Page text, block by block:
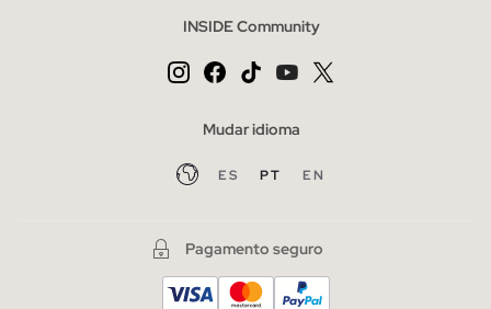
INSIDE Community
Mudar idioma
ES PT EN
Pagamento seguro